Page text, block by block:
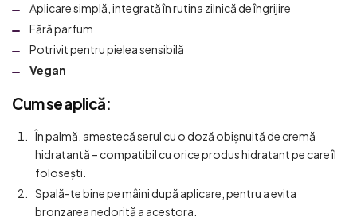
Aplicare simplă, integrată în rutina zilnică de îngrijire
Fără parfum
Potrivit pentru pielea sensibilă
Vegan
Cum se aplică:
În palmă, amestecă serul cu o doză obișnuită de cremă
hidratantă – compatibil cu orice produs hidratant pe care îl
folosești.
Spală-te bine pe mâini după aplicare, pentru a evita
bronzarea nedorită a acestora.